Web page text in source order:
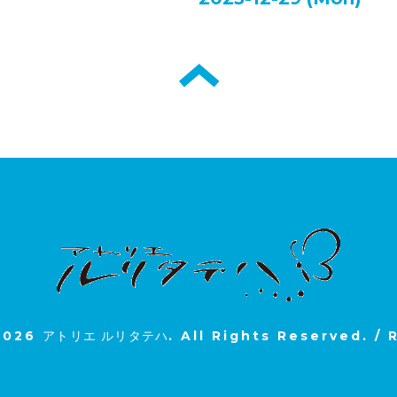
アトリエ ルリタテハ. All Rights Reserved. /